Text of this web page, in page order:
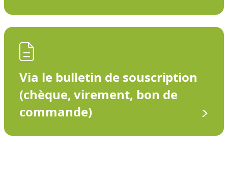
Via le bulletin de souscription
(chèque, virement, bon de
commande)